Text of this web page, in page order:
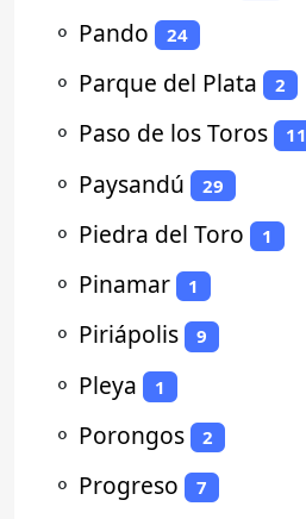
⚬ Pando 24
⚬ Parque del Plata 2
⚬ Paso de los Toros 11
⚬ Paysandú 29
⚬ Piedra del Toro 1
⚬ Pinamar 1
⚬ Piriápolis 9
⚬ Pleya 1
⚬ Porongos 2
⚬ Progreso 7